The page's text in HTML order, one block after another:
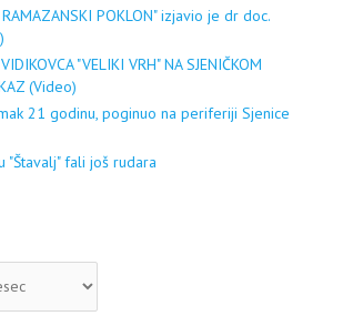
RAMAZANSKI POKLON" izjavio je dr doc.
"VELIKI VRH" NA SJENIČKOM
(Video)
21 godinu, poginuo na periferiji Sjenice
"Štavalj" fali još rudara